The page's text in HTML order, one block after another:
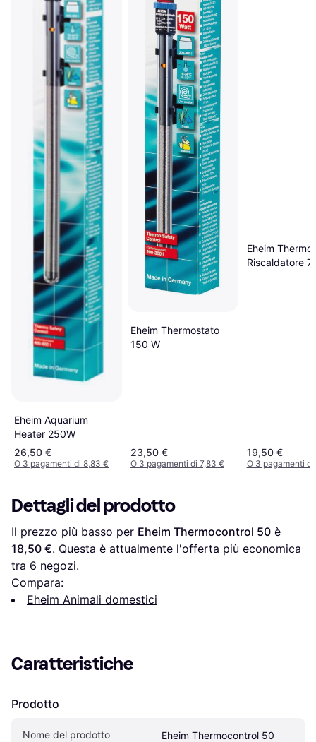
Eheim Aquarium
Heater 250W
26,50 €
O 3 pagamenti di 8,83 €
Eheim Thermostato
150 W
23,50 €
O 3 pagamenti di 7,83 €
Eheim
Riscaldatore
19,50 €
O 3 pagamenti
Dettagli del prodotto
Il prezzo più basso per Eheim Thermocontrol 50
18,50 €. Questa è attualmente l'offerta più economica
tra 6 negozi.
Compara:
Eheim Animali domestici
Caratteristiche
Prodotto
Nome del prodotto Eheim Thermocontrol 50